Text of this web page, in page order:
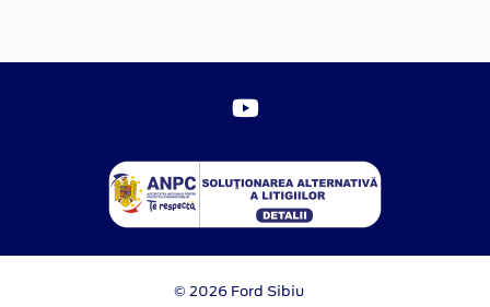
© 2026 Ford Sibiu